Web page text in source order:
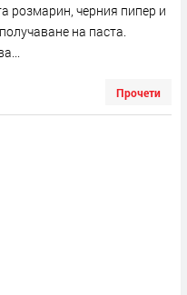
розмарин, черния пипер и
на паста.
Прочети